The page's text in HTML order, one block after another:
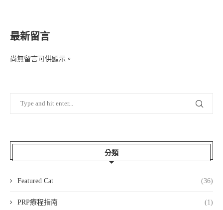
最新留言
尚無留言可供顯示。
分類
Featured Cat (36)
PRP療程指南 (1)